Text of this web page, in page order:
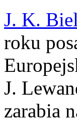
J. K.
roku
J.
zarabia